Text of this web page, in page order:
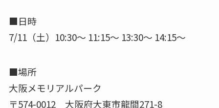
■日時
7/11（土）10:30〜 11:15〜 13:30〜 14:15〜
■場所
大阪メモリアルパーク
〒574-0012 大阪府大東市龍間271-8